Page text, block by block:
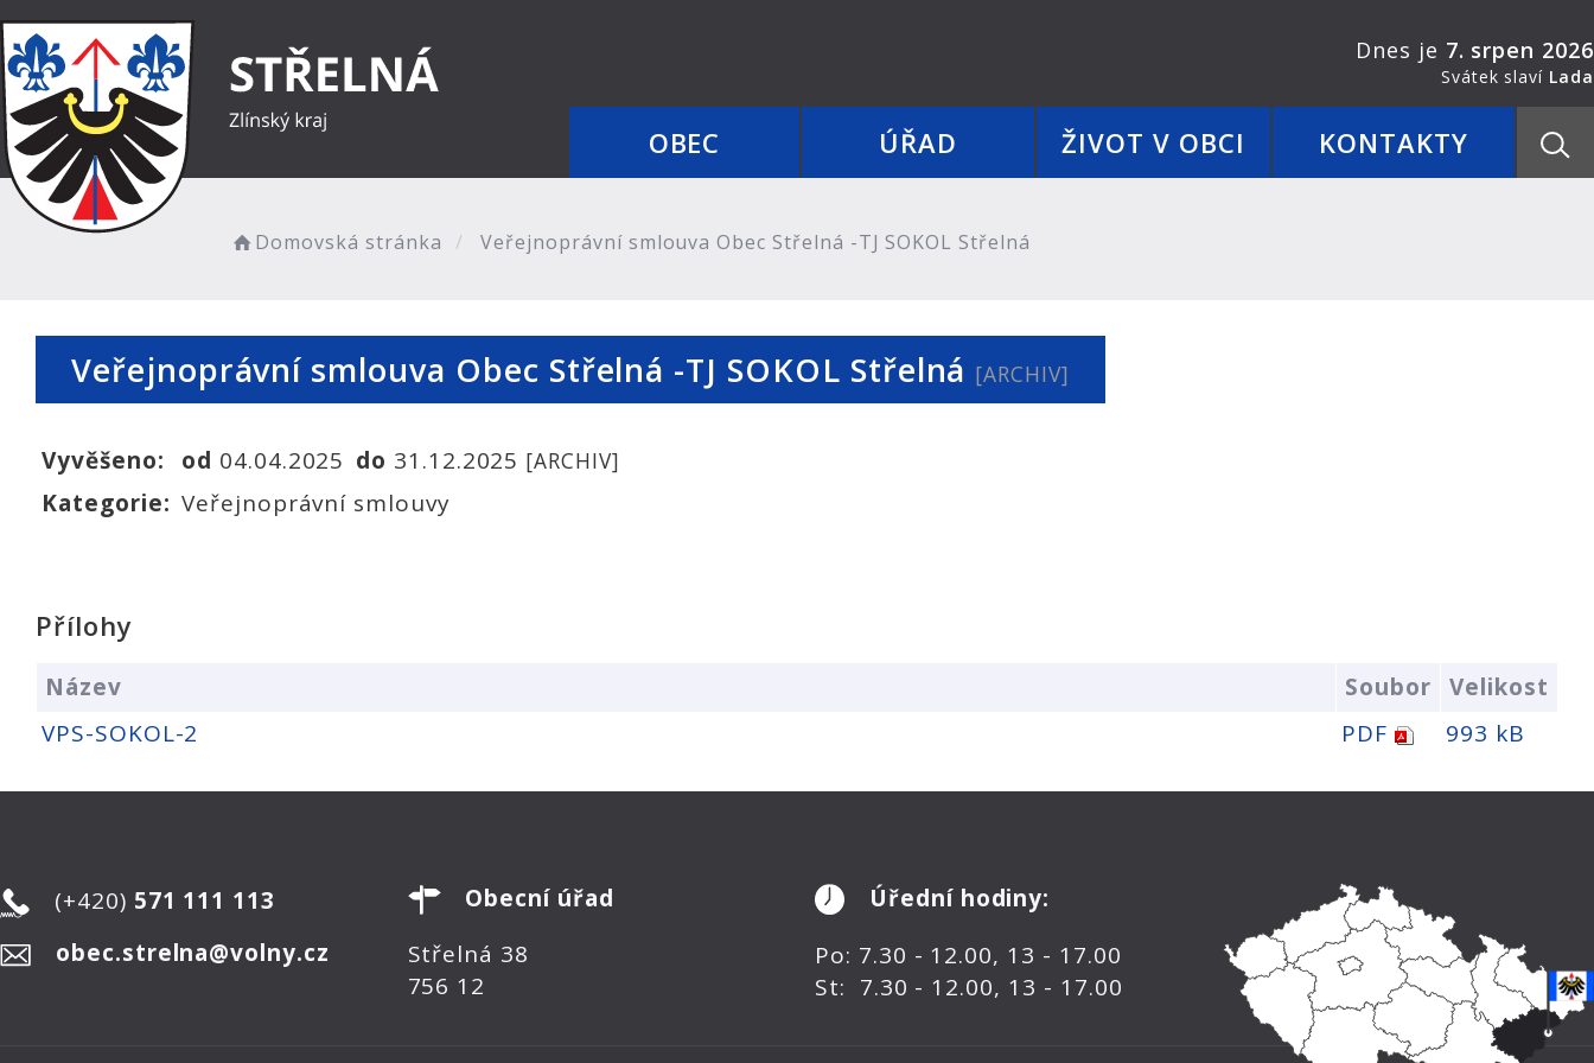
OBEC ÚŘAD ŽIVOT V OBCI KONTAKTY
Dnes je 7. srpen 2026
Svátek slaví Lada
Domovská stránka Veřejnoprávní smlouva Obec Střelná -TJ SOKOL Střelná
Veřejnoprávní smlouva Obec Střelná -TJ SOKOL Střelná [ARCHIV]
Vyvěšeno: od 04.04.2025 do 31.12.2025 [ARCHIV]
Kategorie: Veřejnoprávní smlouvy
Přílohy
Název Soubor
Velikost
VPS-SOKOL-2
PDF 993 kB
(+420) 571 111 113
obec.strelna@volny.cz
Obecní úřad
Střelná 38
756 12
Úřední hodiny:
Po: 7.30 - 12.00, 13 - 17.00
St: 7.30 - 12.00, 13 - 17.00